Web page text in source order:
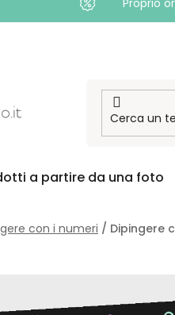
Proprio
a partire da una foto
con i numeri / Dipingere